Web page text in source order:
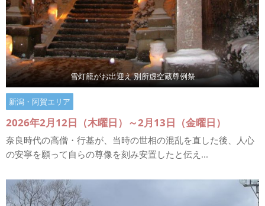
雪灯籠がお出迎え 別所虚空蔵尊例祭
新潟・阿賀エリア
2026年2月12日（木曜日）～2月13日（金曜日）
奈良時代の高僧・行基が、当時の世相の混乱を直した後、人心
の安寧を願って自らの尊像を刻み安置したと伝え...